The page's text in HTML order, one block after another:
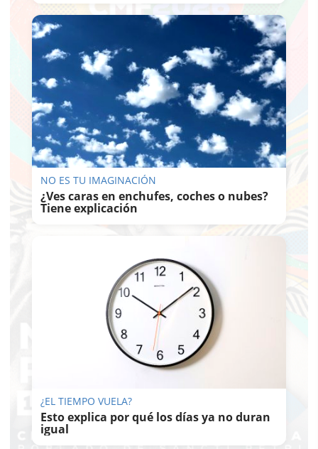
NO ES TU IMAGINACIÓN
¿Ves caras en enchufes, coches o nubes?
Tiene explicación
¿EL TIEMPO VUELA?
Esto explica por qué los días ya no duran
igual